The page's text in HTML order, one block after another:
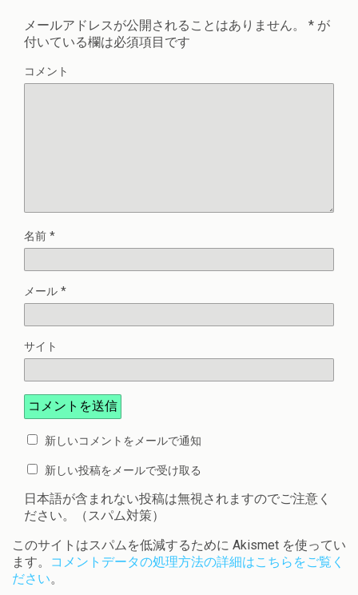
メールアドレスが公開されることはありません。 * が
付いている欄は必須項目です
コメント
名前 *
メール *
サイト
新しいコメントをメールで通知
新しい投稿をメールで受け取る
日本語が含まれない投稿は無視されますのでご注意く
ださい。（スパム対策）
このサイトはスパムを低減するために Akismet を使ってい
ます。
コメントデータの処理方法の詳細はこちらをご覧く
ださい。